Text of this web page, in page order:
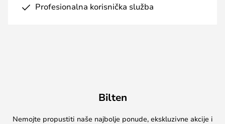
Profesionalna korisnička služba
Bilten
Nemojte propustiti naše najbolje ponude, ekskluzivne akcije i